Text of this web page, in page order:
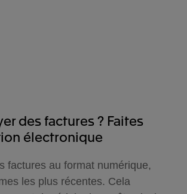
des factures ? Faites
électronique
factures au format numérique,
les plus récentes. Cela